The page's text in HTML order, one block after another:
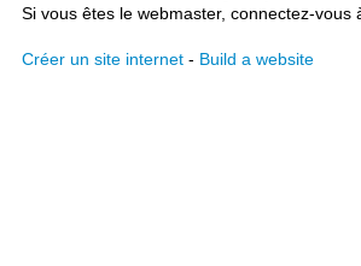
Si vous êtes le webmaster, connectez-
Créer un site internet - Build a website